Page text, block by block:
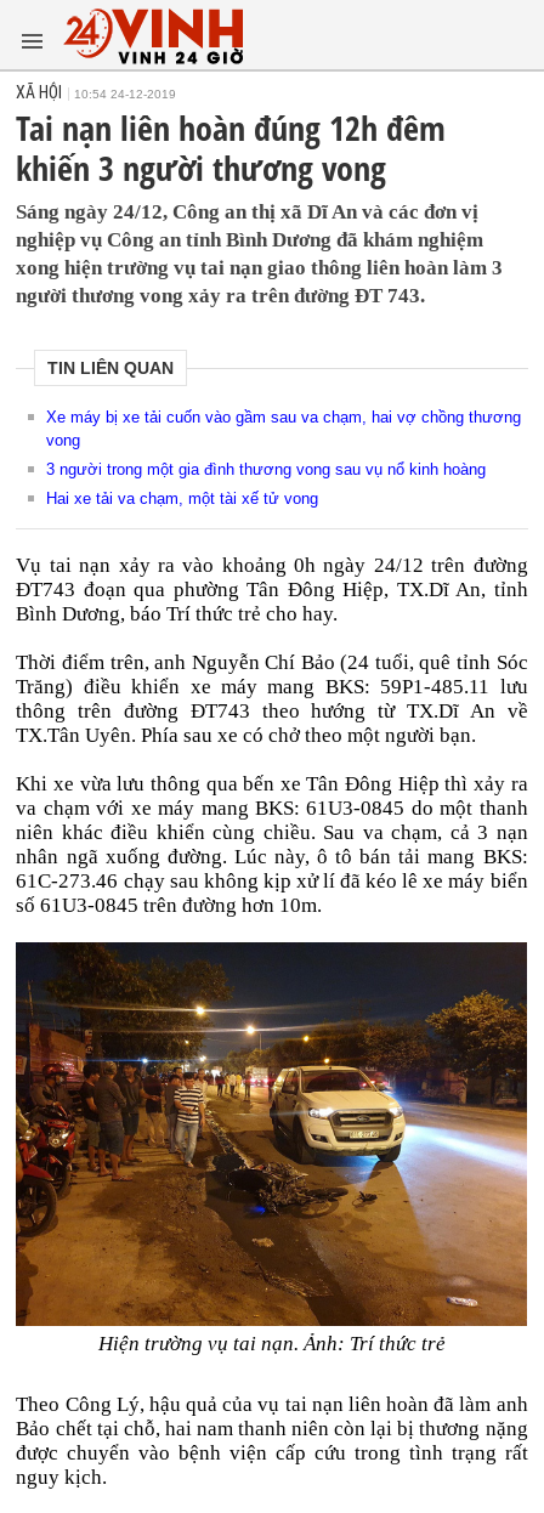
XÃ HỘI 10:54 24-12-2019
Tai nạn liên hoàn đúng 12h đêm
khiến 3 người thương vong
Sáng ngày 24/12, Công an thị xã Dĩ An và các đơn vị
nghiệp vụ Công an tỉnh Bình Dương đã khám nghiệm
xong hiện trường vụ tai nạn giao thông liên hoàn làm 3
người thương vong xảy ra trên đường ĐT 743.
TIN LIÊN QUAN
Xe máy bị xe tải cuốn vào gầm sau va chạm, hai vợ chồng thương
vong
3 người trong một gia đình thương vong sau vụ nổ kinh hoàng
Hai xe tải va chạm, một tài xế tử vong
Vụ tai nạn xảy ra vào khoảng 0h ngày 24/12 trên đường
ĐT743 đoạn qua phường Tân Đông Hiệp, TX.Dĩ An, tỉnh
Bình Dương, báo Trí thức trẻ cho hay.
Thời điểm trên, anh Nguyễn Chí Bảo (24 tuổi, quê tỉnh Sóc
Trăng) điều khiển xe máy mang BKS: 59P1-485.11 lưu
thông trên đường ĐT743 theo hướng từ TX.Dĩ An về
TX.Tân Uyên. Phía sau xe có chở theo một người bạn.
Khi xe vừa lưu thông qua bến xe Tân Đông Hiệp thì xảy ra
va chạm với xe máy mang BKS: 61U3-0845 do một thanh
niên khác điều khiển cùng chiều. Sau va chạm, cả 3 nạn
nhân ngã xuống đường. Lúc này, ô tô bán tải mang BKS:
61C-273.46 chạy sau không kịp xử lí đã kéo lê xe máy biển
số 61U3-0845 trên đường hơn 10m.
Hiện trường vụ tai nạn. Ảnh: Trí thức trẻ
Theo Công Lý, hậu quả của vụ tai nạn liên hoàn đã làm anh
Bảo chết tại chỗ, hai nam thanh niên còn lại bị thương nặng
được chuyển vào bệnh viện cấp cứu trong tình trạng rất
nguy kịch.